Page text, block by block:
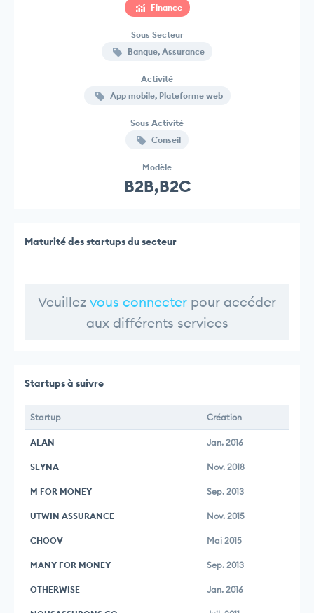
Finance
Sous Secteur
Banque, Assurance
Activité
App mobile, Plateforme web
Sous Activité
Conseil
Modèle
B2B,B2C
Maturité des startups du secteur
Veuillez vous connecter pour accéder
aux différents services
Startups à suivre
Startup Création
ALAN Jan. 2016
SEYNA Nov. 2018
M FOR MONEY Sep. 2013
UTWIN ASSURANCE Nov. 2015
CHOOV Mai 2015
MANY FOR MONEY Sep. 2013
OTHERWISE Jan. 2016